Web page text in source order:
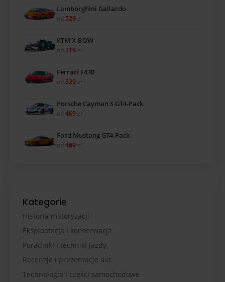
Lamborghini Gallardo
od 529 zł
KTM X-BOW
od 319 zł
Ferrari F430
od 529 zł
Porsche Cayman S GT4-Pack
od 469 zł
Ford Mustang GT4-Pack
od 469 zł
Kategorie
Historia motoryzacji
Eksploatacja i konserwacja
Poradniki i techniki jazdy
Recenzje i prezentacje aut
Technologia i części samochodowe